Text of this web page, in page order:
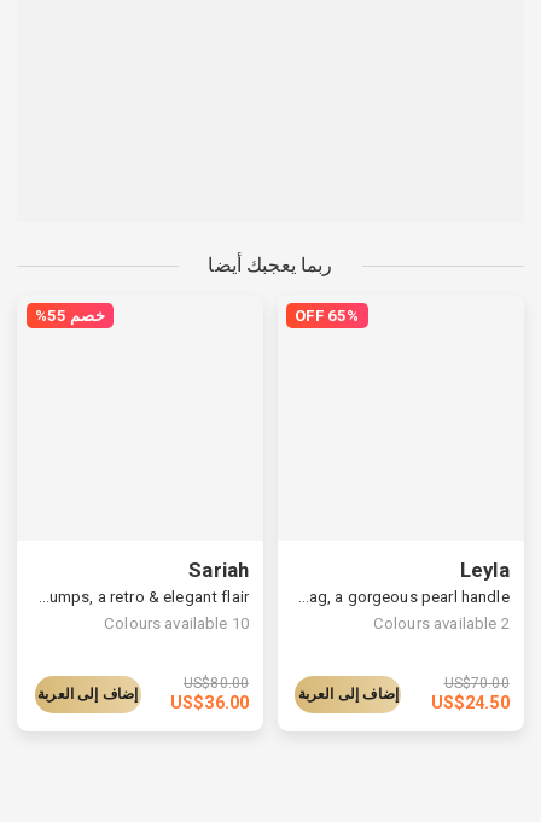
ربما يعجبك أيضا
65% OFF
Leyla
2
Colours available
US$70.00
US$24.50 إضاف إلى العربة
خصم 55%
Sariah
10
Colours available
US$80.00
US$36.00 إضاف إلى العربة